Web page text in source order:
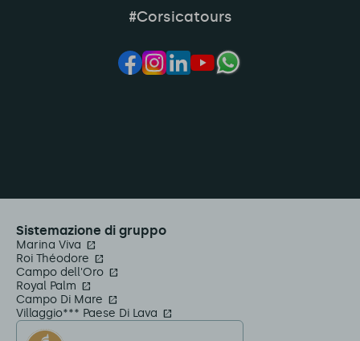
#Corsicatours
Sistemazione di gruppo
Marina Viva
Roi Théodore
Campo dell'Oro
Royal Palm
Campo Di Mare
Villaggio*** Paese Di Lava